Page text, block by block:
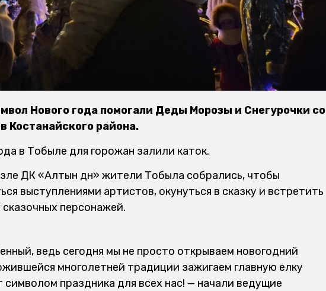
Нового года помогали Деды Морозы и Снегурочки со
Костанайского района.
в Тобыле для горожан залили каток.
ДК «Алтын дән» жители Тобыла собрались, чтобы
выступлениями артистов, окунуться в сказку и встретить
персонажей.
ведь сегодня мы не просто открываем новогодний
многолетней традиции зажигаем главную елку
символом праздника для всех нас! — начали ведущие